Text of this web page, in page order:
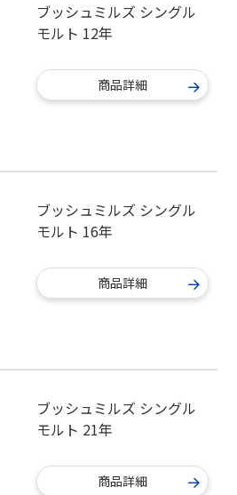
ブッシュミルズ シングル
モルト 12年
商品詳細
ブッシュミルズ シングル
モルト 16年
商品詳細
ブッシュミルズ シングル
モルト 21年
商品詳細